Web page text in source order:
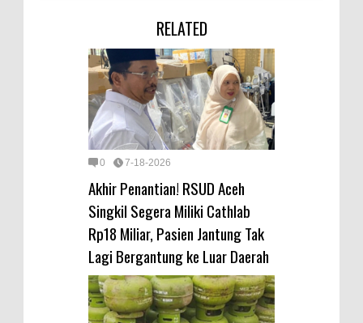
RELATED
0 7-18-2026
Akhir Penantian! RSUD Aceh
Singkil Segera Miliki Cathlab
Rp18 Miliar, Pasien Jantung Tak
Lagi Bergantung ke Luar Daerah